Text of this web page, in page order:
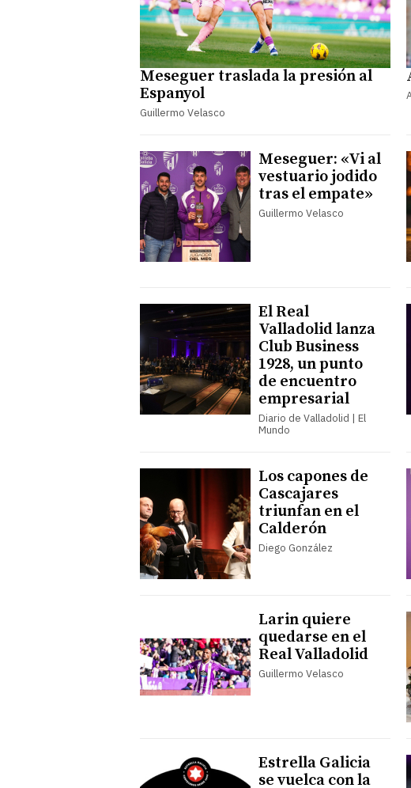
Meseguer traslada la presión al
Espanyol
Guillermo Velasco
Meseguer: «Vi al
vestuario jodido
tras el empate»
Guillermo Velasco
El Real
Valladolid lanza
Club Business
1928, un punto
de encuentro
empresarial
Diario de Valladolid | El
Mundo
Los capones de
Cascajares
triunfan en el
Calderón
Diego González
Larin quiere
quedarse en el
Real Valladolid
Guillermo Velasco
Estrella Galicia
se vuelca con la